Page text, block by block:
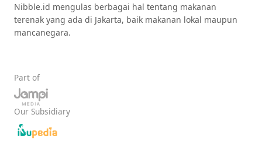
Nibble.id mengulas berbagai hal tentang makanan
terenak yang ada di Jakarta, baik makanan lokal maupun
mancanegara.
Part of
Our Subsidiary